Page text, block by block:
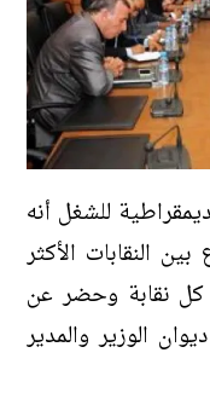
للشغل أنه
ماي 2017 اجتماع بين النقابات الأكثر
كل نقابة وحضر عن
الوزير والمدير